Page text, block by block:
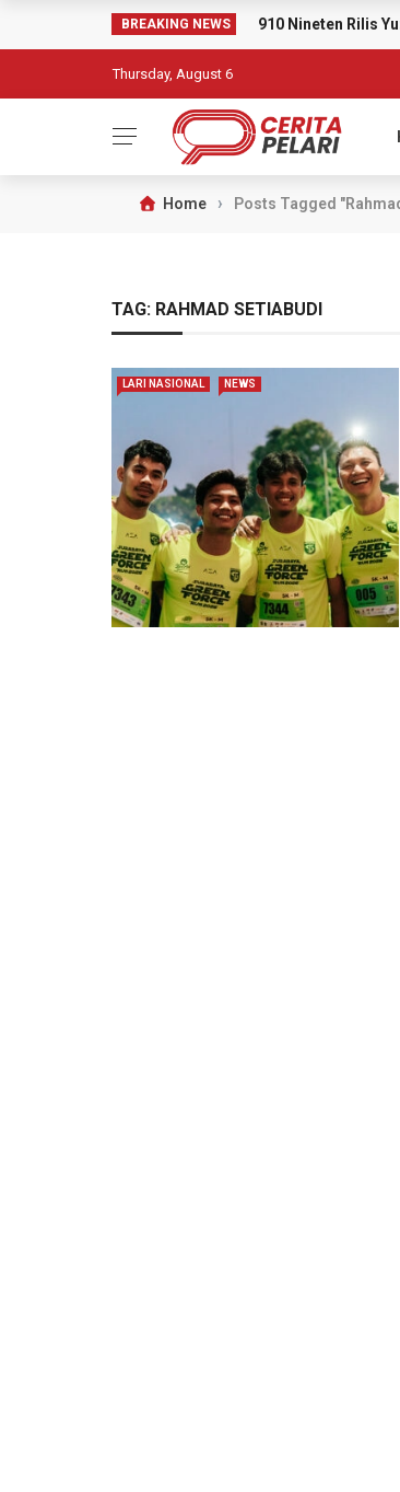
BREAKING NEWS 910 Nineten Rilis
Thursday, August 6
Home › Posts Tagged
TAG: RAHMAD SETIABUDI
LARI NASIONAL NEWS